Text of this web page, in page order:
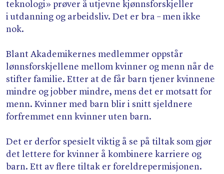
teknologi» prøver å utjevne kjønnsforskjeller
i utdanning og arbeidsliv. Det er bra – men ikke
nok.
Blant Akademikernes medlemmer oppstår
lønnsforskjellene mellom kvinner og menn når de
stifter familie. Etter at de får barn tjener kvinnene
mindre og jobber mindre, mens det er motsatt for
menn. Kvinner med barn blir i snitt sjeldnere
forfremmet enn kvinner uten barn.
Det er derfor spesielt viktig å se på tiltak som gjør
det lettere for kvinner å kombinere karriere og
barn. Ett av flere tiltak er foreldrepermisjonen.